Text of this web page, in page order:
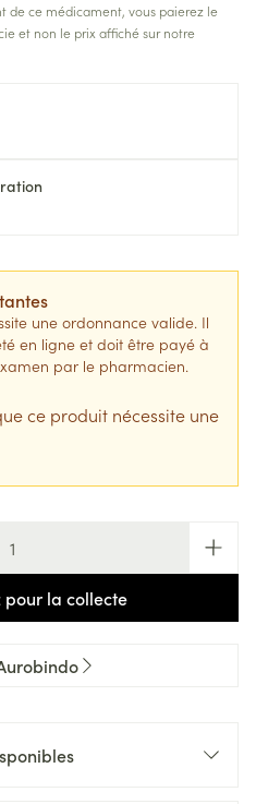
de ce médicament, vous paierez le
et non le prix affiché sur notre
une ordonnance valide. Il
en ligne et doit être payé à
par le pharmacien.
ce produit nécessite une
pour la collecte